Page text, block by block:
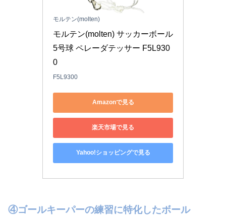
モルテン(molten)
モルテン(molten) サッカーボール
5号球 ペレーダテッサー F5L930
0
F5L9300
Amazonで見る
楽天市場で見る
Yahoo!ショッピングで見る
④ゴールキーパーの練習に特化したボール